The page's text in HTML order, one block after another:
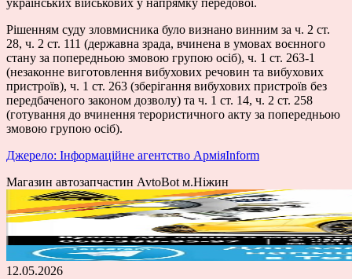
Рішенням суду зловмисника було визнано винним за ч. 2 ст.
28, ч. 2 ст. 111 (державна зрада, вчинена в умовах воєнного
стану за попередньою змовою групою осіб), ч. 1 ст. 263-1
(незаконне виготовлення вибухових речовин та вибухових
пристроїв), ч. 1 ст. 263 (зберігання вибухових пристроїв без
передбаченого законом дозволу) та ч. 1 ст. 14, ч. 2 ст. 258
(готування до вчинення терористичного акту за попередньою
змовою групою осіб).
Джерело: Інформаційне агентство АрміяInform
Магазин автозапчастин AvtoBot м.Ніжин
12.05.2026